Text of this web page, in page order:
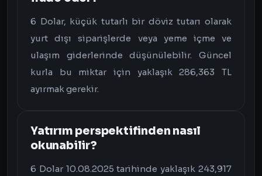
6 Dolar, küçük tutarlı bir döviz tutarı olarak
yurt dışı siparişlerde veya yeme içme ve
ulaşım giderlerinde düşünülebilir. Güncel
kurla bu miktar için yaklaşık 286,363 TL
ayırmak gerekir.
Yatırım perspektifinden nasıl
okunabilir?
6 Dolar 10.08.2025 tarihinde yaklaşık 243,917